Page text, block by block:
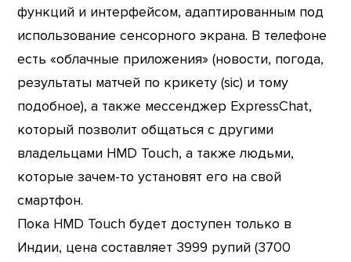
функций и интерфейсом, адаптированным под
использование сенсорного экрана. В телефоне
есть «облачные приложения» (новости, погода,
результаты матчей по крикету (sic) и тому
подобное), а также мессенджер ExpressChat,
который позволит общаться с другими
владельцами HMD Touch, а также людьми,
которые зачем-то установят его на свой
смартфон.
Пока HMD Touch будет доступен только в
Индии, цена составляет 3999 рупий (3700